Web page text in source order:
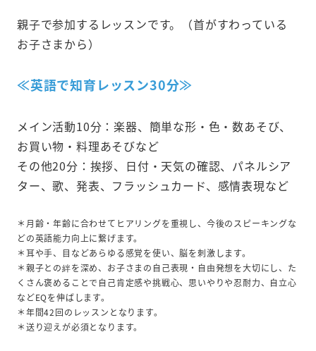
親子で参加するレッスンです。（首がすわっている
お子さまから）
≪英語で知育レッスン30分≫
メイン活動10分：楽器、簡単な形・色・数あそび、
お買い物・料理あそびなど
その他20分：挨拶、日付・天気の確認、パネルシア
ター、歌、発表、フラッシュカード、感情表現など
＊月齢・年齢に合わせてヒアリングを重視し、今後のスピーキングな
どの英語能力向上に繋げます。
＊耳や手、目などあらゆる感覚を使い、脳を刺激します。
＊親子との絆を深め、お子さまの自己表現・自由発想を大切にし、た
くさん褒めることで自己肯定感や挑戦心、思いやりや忍耐力、自立心
などEQを伸ばします。
＊年間42回のレッスンとなります。
＊送り迎えが必須となります。